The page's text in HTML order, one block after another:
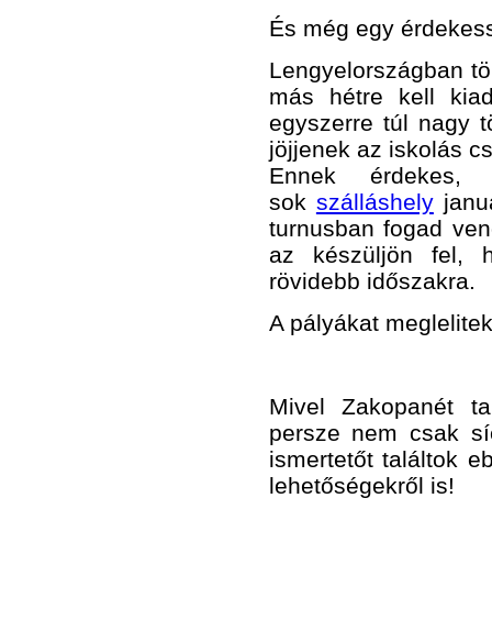
És még egy
Lengyelországban
más hétre kell
egyszerre túl nagy
jöjjenek az iskolás
Ennek
sok szálláshely
turnusban fogad
az készüljön fel,
rövidebb időszakra.
A pályákat
Mivel Zakopanét
persze nem csak
ismertetőt találtok
lehetőségekről is!